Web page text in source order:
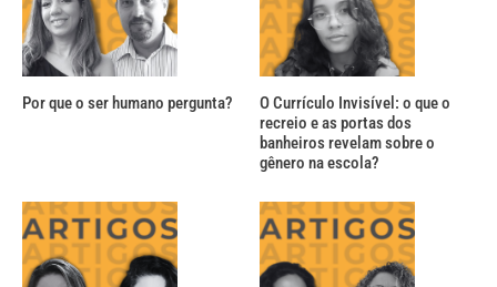
Por que o ser humano pergunta?
O Currículo Invisível: o que o
recreio e as portas dos
banheiros revelam sobre o
gênero na escola?